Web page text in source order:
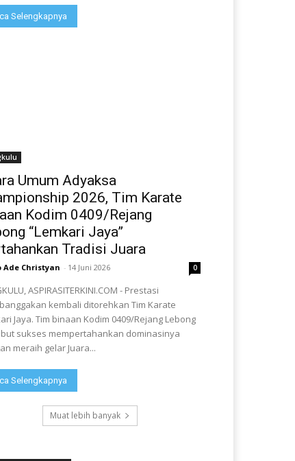
Selengkapnya
Umum Adyaksa
2026, Tim Karate
Kodim 0409/Rejang
“Lemkari Jaya”
Tradisi Juara
Ade Christyan - 14 Juni 2026 0
ASPIRASITERKINI.COM - Prestasi
kembali ditorehkan Tim Karate
Jaya. Tim binaan Kodim 0409/Rejang Lebong
sukses mempertahankan dominasinya
meraih gelar Juara...
Selengkapnya
Muat lebih banyak